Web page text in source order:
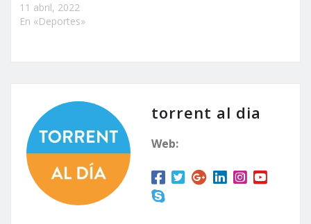
11 abril, 2022
En «Deportes»
torrent al dia
Web: